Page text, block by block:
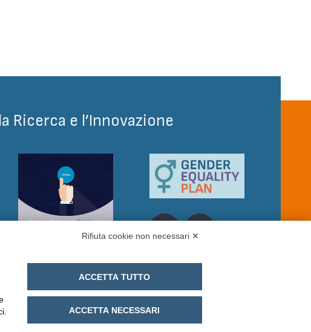
Ricerca e l’Innovazione
Rifiuta cookie non necessari ✕
ACCETTA TUTTO
ACCETTA NECESSARI